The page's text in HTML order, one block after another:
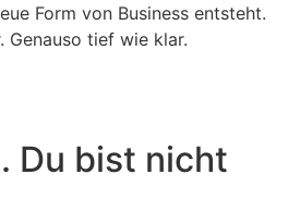
Form von Business entsteht.
Genauso tief wie klar.
Du bist nicht